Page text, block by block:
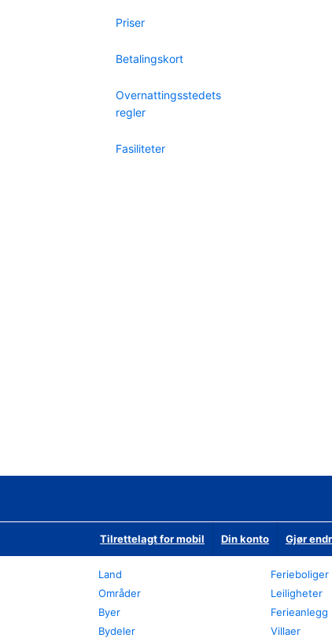
Priser
Betalingskort
Overnattingsstedets
regler
Fasiliteter
Tilrettelagt for mobil Din konto Gjør
Land
Områder
Byer
Bydeler
Ferieboliger
Leiligheter
Ferieanlegg
Villaer